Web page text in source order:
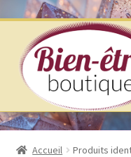
Aller
la
navigation
Aller
contenu
BOUTIQUE
Accueil Produits